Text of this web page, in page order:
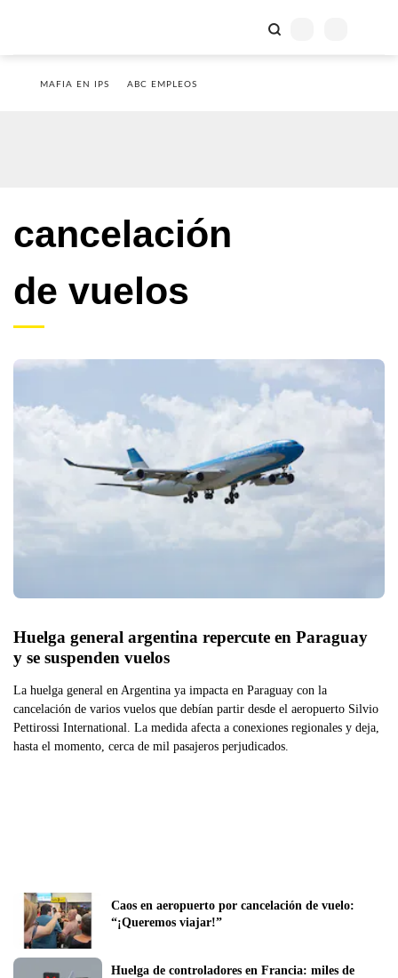
MAFIA EN IPS ABC EMPLEOS
cancelación
de vuelos
Huelga general argentina repercute en Paraguay
y se suspenden vuelos
La huelga general en Argentina ya impacta en Paraguay con la
cancelación de varios vuelos que debían partir desde el aeropuerto Silvio
Pettirossi International. La medida afecta a conexiones regionales y deja,
hasta el momento, cerca de mil pasajeros perjudicados.
Caos en aeropuerto por cancelación de vuelo:
“¡Queremos viajar!”
Huelga de controladores en Francia: miles de